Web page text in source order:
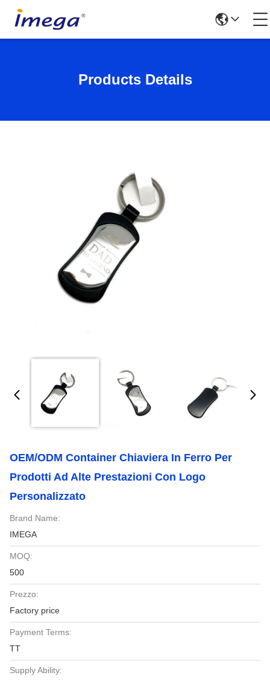
Products Details
OEM/ODM Container Chiaviera In Ferro Per
Prodotti Ad Alte Prestazioni Con Logo
Personalizzato
Brand Name:
IMEGA
MOQ:
500
Prezzo:
Factory price
Payment Terms:
TT
Supply Ability: